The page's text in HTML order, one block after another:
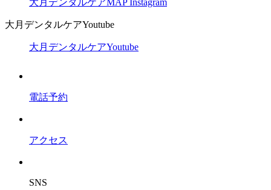
大月デンタルケアMAP Instagram
大月デンタルケアYoutube
大月デンタルケアYoutube
電話予約
アクセス
SNS